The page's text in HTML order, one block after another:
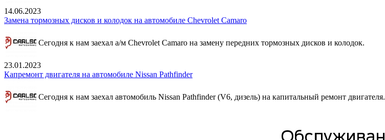
14.06.2023
Замена тормозных дисков и колодок на автомобиле Chevrolet Camaro
Сегодня к нам заехал а/м Chevrolet Camaro на замену передних тормозных дисков и колодок.
23.01.2023
Капремонт двигателя на автомобиле Nissan Pathfinder
Сегодня к нам заехал автомобиль Nissan Pathfinder (V6, дизель) на капитальный ремонт двигателя.